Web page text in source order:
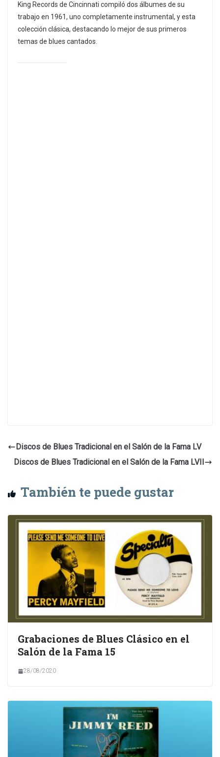
King Records de Cincinnati compiló dos álbumes de su
trabajo en 1961, uno completamente instrumental, y esta
colección clásica, destacando lo mejor de sus primeros
temas de blues cantados.
Discos de Blues Tradicional en el Salón de la Fama LV
Discos de Blues Tradicional en el Salón de la Fama LVII
También te puede gustar
Grabaciones de Blues Clásico en el
Salón de la Fama 15
28/08/2020